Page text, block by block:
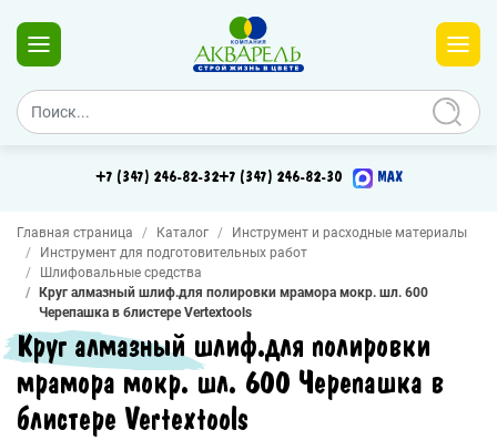
+7 (347) 246-82-32+7 (347) 246-82-30 MAX
Главная страница Каталог
Инструмент и расходные материалы
Инструмент для подготовительных работ
Шлифовальные средства
Круг алмазный шлиф.для полировки мрамора мокр. шл. 600
Черепашка в блистере Vertextools
Круг алмазный шлиф.для полировки
мрамора мокр. шл. 600 Черепашка в
блистере Vertextools